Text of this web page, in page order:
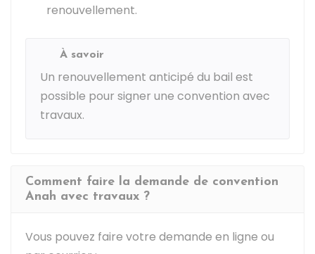
renouvellement.
À savoir
Un renouvellement anticipé du bail est
possible pour signer une convention avec
travaux.
Comment faire la demande de convention
Anah avec travaux ?
Vous pouvez faire votre demande en ligne ou